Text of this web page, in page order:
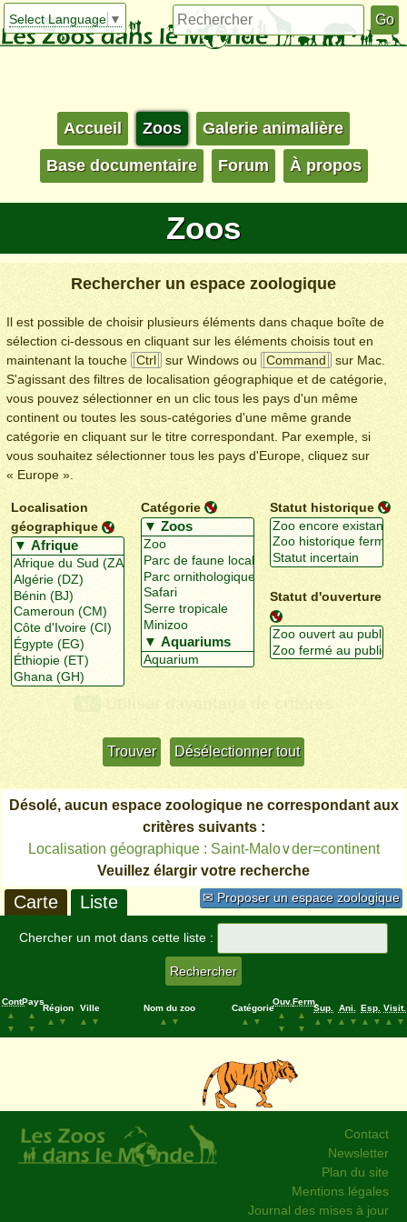
Select Language ▼
Accueil Zoos Galerie animalière
Base documentaire Forum À propos
Zoos
Rechercher un espace zoologique
Il est possible de choisir plusieurs éléments dans chaque boîte de
sélection ci-dessous en cliquant sur les éléments choisis tout en
maintenant la touche
Ctrl sur Windows ou Command
sur Mac.
S'agissant des filtres de localisation géographique et de catégorie,
vous pouvez sélectionner en un clic tous les pays d'un même
continent ou toutes les sous-catégories d'une même grande
catégorie en cliquant sur le titre correspondant. Par exemple, si
vous souhaitez sélectionner tous les pays d'Europe, cliquez sur
« Europe ».
Localisation
géographique
Catégorie Statut historique
Statut d'ouverture
Désolé, aucun espace zoologique ne correspondant aux
critères suivants :
Localisation géographique : Saint-Malo∨der=continent
Veuillez élargir votre recherche
✉ Proposer un espace zoologique
Carte Liste
Chercher un mot dans cette liste :
Cont.
▲
▼
Pays
▲
▼
Région
▲
▼
Ville
▲
▼
Nom du zoo
▲
▼
Catégorie
▲
▼
Ouv.
▲
▼
Ferm.
▲
▼
Sup.
▲
▼
Ani.
▲
▼
Esp.
▲
▼
Visit.
▲
▼
Contact
Newsletter
Plan du site
Mentions légales
Journal des mises à jour